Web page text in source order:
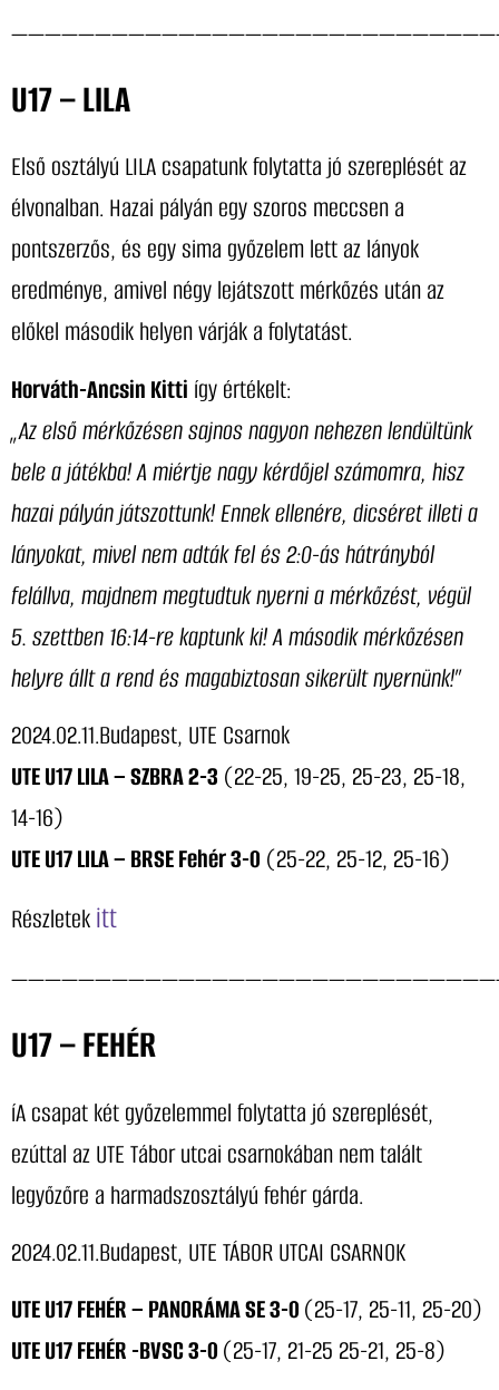
U17 – LILA
Első osztályú LILA csapatunk folytatta jó szereplését az
élvonalban. Hazai pályán egy szoros meccsen a
pontszerzős, és egy sima győzelem lett az lányok
eredménye, amivel négy lejátszott mérkőzés után az
előkel második helyen várják a folytatást.
Horváth-Ancsin Kitti így értékelt:
„Az első mérkőzésen sajnos nagyon nehezen lendültünk
bele a játékba! A miértje nagy kérdőjel számomra, hisz
hazai pályán játszottunk! Ennek ellenére, dicséret illeti a
lányokat, mivel nem adták fel és 2:0-ás hátrányból
felállva, majdnem megtudtuk nyerni a mérkőzést, végül
5. szettben 16:14-re kaptunk ki! A második mérkőzésen
helyre állt a rend és magabiztosan sikerült nyernünk!”
2024.02.11.Budapest, UTE Csarnok
UTE U17 LILA – SZBRA 2-3 (22-25, 19-25, 25-23, 25-18,
14-16)
UTE U17 LILA – BRSE Fehér 3-0 (25-22, 25-12, 25-16)
Részletekitt
U17 – FEHÉR
íA csapat két győzelemmel folytatta jó szereplését,
ezúttal az UTE Tábor utcai csarnokában nem talált
legyőzőre a harmadszosztályú fehér gárda.
2024.02.11.Budapest, UTE TÁBOR UTCAI CSARNOK
UTE U17 FEHÉR – PANORÁMA SE 3-0(25-17, 25-11, 25-20)
UTE U17 FEHÉR -BVSC 3-0(25-17, 21-25 25-21, 25-8)